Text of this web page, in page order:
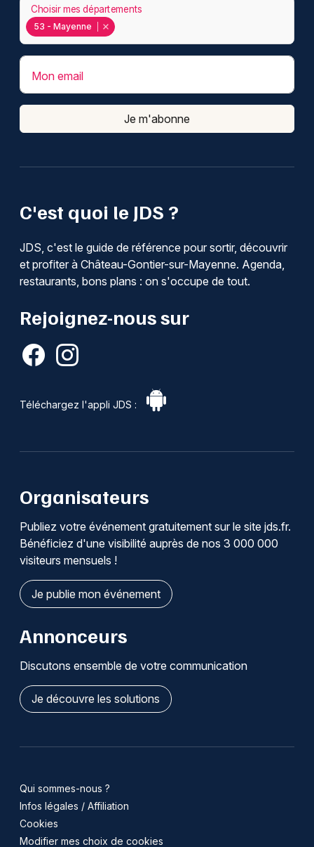
C'est quoi le JDS ?
JDS, c'est le guide de référence pour sortir, découvrir
et profiter à Château-Gontier-sur-Mayenne. Agenda,
restaurants, bons plans : on s'occupe de tout.
Rejoignez-nous sur
Téléchargez l'appli JDS :
53 - Mayenne
Choisir mes départements
Mon email
Je m'abonne
Organisateurs
Publiez votre événement gratuitement sur le site jds.fr.
Bénéficiez d'une visibilité auprès de nos 3 000 000
visiteurs mensuels !
Je publie mon événement
Annonceurs
Discutons ensemble de votre communication
Je découvre les solutions
Qui sommes-nous ?
Infos légales / Affiliation
Cookies
Modifier mes choix de cookies